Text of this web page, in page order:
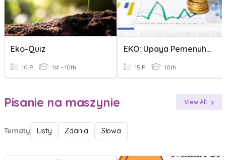
Eko-Quiz
10 P 1st - 10th
EKO: Upaya Pemenuhan Kebutuhan
15 P 10th
Pisanie na maszynie View All
Tematy Listy Zdania Słowa